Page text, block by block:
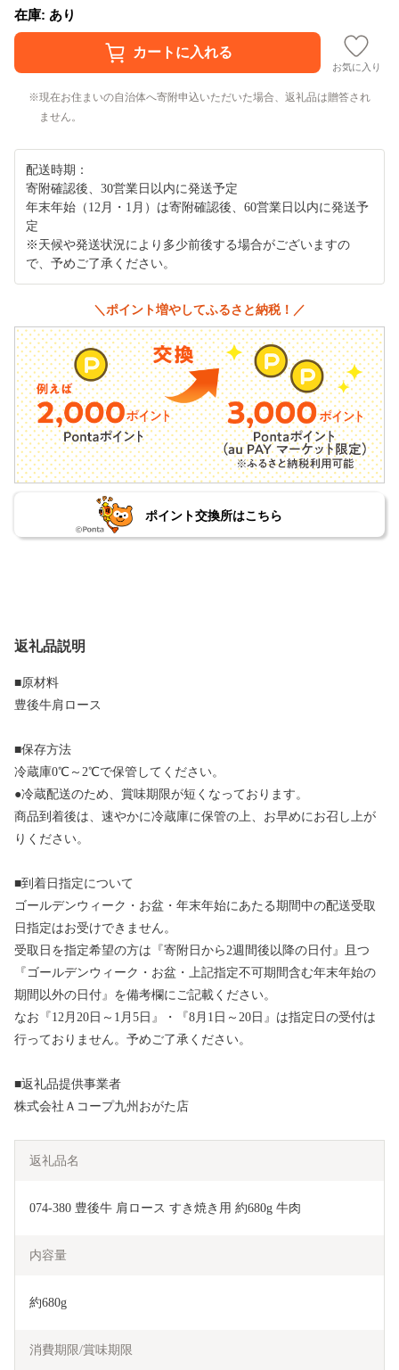
在庫: あり
お気に入り
現在お住まいの自治体へ寄附申込いただいた場合、返礼品は贈答され
ません。
配送時期：
寄附確認後、30営業日以内に発送予定
年末年始（12月・1月）は寄附確認後、60営業日以内に発送予
定
※天候や発送状況により多少前後する場合がございますの
で、予めご了承ください。
＼ポイント増やしてふるさと納税！／
ポイント交換所はこちら
返礼品説明
■原材料
豊後牛肩ロース
■保存方法
冷蔵庫0℃～2℃で保管してください。
●冷蔵配送のため、賞味期限が短くなっております。
商品到着後は、速やかに冷蔵庫に保管の上、お早めにお召し上が
りください。
■到着日指定について
ゴールデンウィーク・お盆・年末年始にあたる期間中の配送受取
日指定はお受けできません。
受取日を指定希望の方は『寄附日から2週間後以降の日付』且つ
『ゴールデンウィーク・お盆・上記指定不可期間含む年末年始の
期間以外の日付』を備考欄にご記載ください。
なお『12月20日～1月5日』・『8月1日～20日』は指定日の受付は
行っておりません。予めご了承ください。
■返礼品提供事業者
株式会社Ａコープ九州おがた店
返礼品名
074-380 豊後牛 肩ロース すき焼き用 約680g 牛肉
内容量
約680g
消費期限/賞味期限